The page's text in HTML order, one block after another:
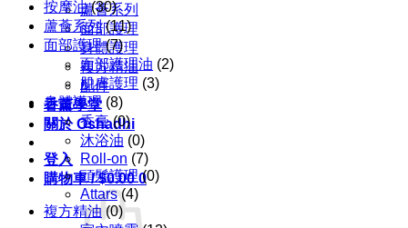
蘆薈系列
面部護理
身體護理
複方精油
配件
香薰學堂
關於 Oshadhi
登入
購物車 /$0.00 0
按摩油 (30)
蘆薈系列 (11)
面部護理 (7)
面部護理油 (2)
肌膚護理 (3)
身體護理 (8)
香膏 (0)
沐浴油 (0)
Roll-on (7)
頭髮護理 (0)
Attars (4)
複方精油 (0)